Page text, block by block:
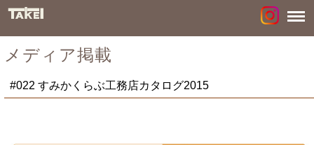
メディア掲載
#022 すみかくらぶ工務店カタログ2015